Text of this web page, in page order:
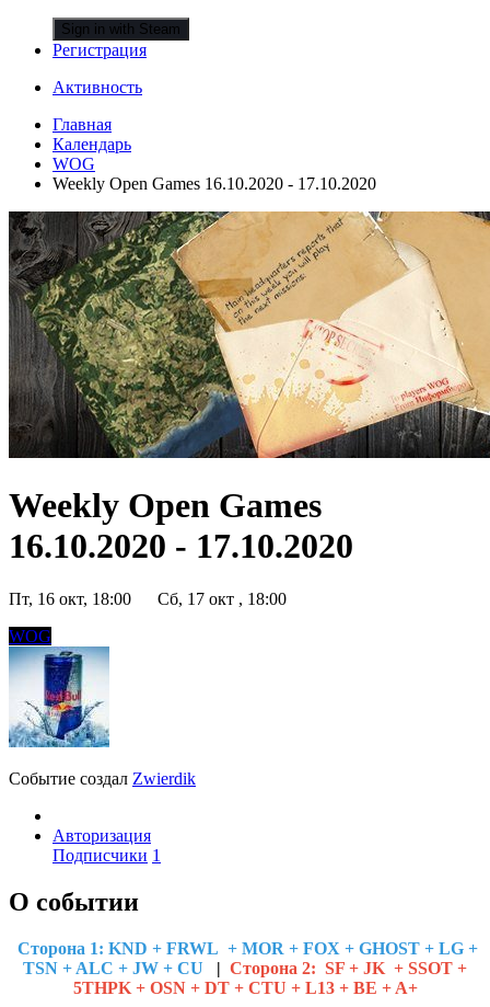
Sign in with Steam
Регистрация
Активность
Главная
Календарь
WOG
Weekly Open Games 16.10.2020 - 17.10.2020
Weekly Open Games
16.10.2020 - 17.10.2020
Пт, 16 окт, 18:00
Сб, 17 окт , 18:00
WOG
Событие создал Zwierdik
Авторизация
Подписчики 1
О событии
Cторона 1: KND + FRWL + MOR + FOX + GHOST + LG +
TSN + ALC + JW + CU | Сторона 2: SF + JK + SSOT +
5THPK + OSN + DT + CTU + L13 + BE + A+